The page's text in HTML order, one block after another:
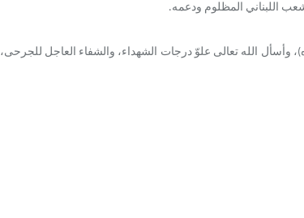
اللبناني المظلوم ودعمه.
وأسأل الله تعالى علوّ درجات الشهداء، والشفاء العاجل للجرحى،